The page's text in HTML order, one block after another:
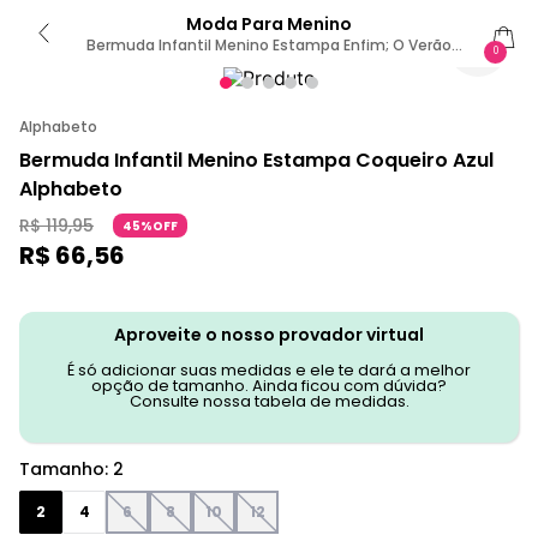
Moda Para Menino
Bermuda Infantil Menino Estampa Enfim; O Verão
Coqueiro 2 / AZUL
0
Alphabeto
Bermuda Infantil Menino Estampa Coqueiro Azul
Alphabeto
R$ 119,95 45%OFF
R$ 66,56
Aproveite o nosso provador virtual
É só adicionar suas medidas e ele te dará a melhor
opção de tamanho. Ainda ficou com dúvida?
Consulte nossa tabela de medidas.
Tamanho: 2
2 4 6 8 10 12